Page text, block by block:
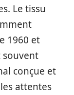
Le tissu
1960 et
souvent
conçue et
attentes